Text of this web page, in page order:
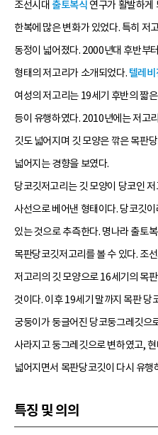
조선시대 출토복식 연구가 활발하게
한복에 많은 변화가 있었다. 특히 저
동정이 넓어졌다. 2000년대 후반부
형태의 저고리가 소개되었다. 텔레비
여성의 저고리는 19세기 후반의 짧
등이 유행하였다. 2010년에는 저고
깃도 넓어지며 깃 모양은 깎은 목판
넓어지는 경향을 보였다.
당코깃저고리는 깃 모양이 당코인
사선으로 베어낸 형태이다. 당코깃
있는 것으로 추측한다. 명나라 출토
목판당코깃저고리를 볼 수 있다. 조
저고리의 깃 모양으로 16세기의 목
것이다. 이후 19세기 말까지 목판
궁둥이가 둥글어진 당코둥그레깃으
사라지고 둥그레깃으로 변하였고,
넓어지면서 목판당코깃이 다시 유행
특징 및 의의